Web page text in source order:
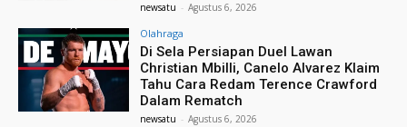
newsatu - Agustus 6, 2026
Olahraga
Di Sela Persiapan Duel Lawan
Christian Mbilli, Canelo Alvarez Klaim
Tahu Cara Redam Terence Crawford
Dalam Rematch
newsatu - Agustus 6, 2026